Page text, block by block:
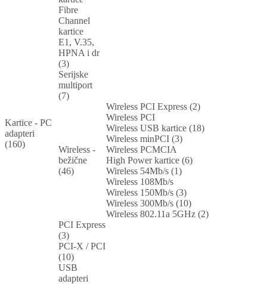
Kartice - PC
adapteri
(160)
Fibre
Channel
kartice
E1, V.35,
HPNA i dr
(3)
Serijske
multiport
(7)
Wireless -
bežične
(46)
Wireless PCI Express (2)
Wireless PCI
Wireless USB kartice (18)
Wireless minPCI (3)
Wireless PCMCIA
High Power kartice (6)
Wireless 54Mb/s (1)
Wireless 108Mb/s
Wireless 150Mb/s (3)
Wireless 300Mb/s (10)
Wireless 802.11a 5GHz (2)
PCI Express
(3)
PCI-X / PCI
(10)
USB
adapteri